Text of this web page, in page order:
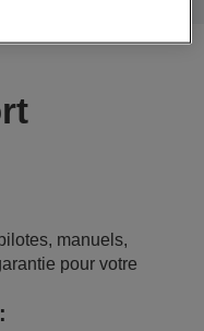
manuels,
pour votre